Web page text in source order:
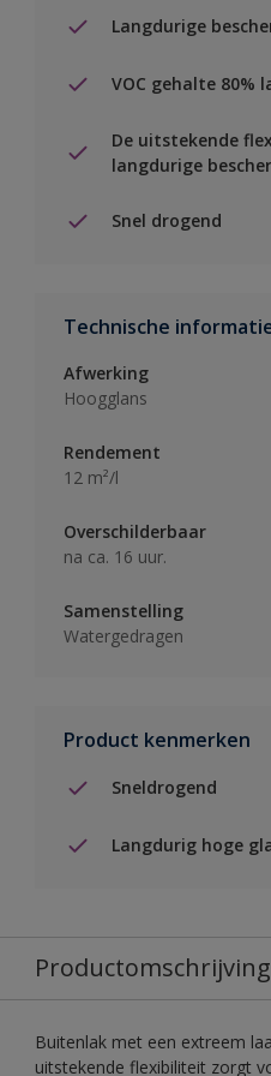
Langdurige
VOC gehalte 80%
De uitstekende
langdurige
Snel drogend
Technische
Afwerking
Hoogglans
Rendement
12 m²/l
Overschilderbaar
na ca. 16 uur.
Samenstelling
Watergedragen
Product kenmerken
Sneldrogend
Langdurig hoge
Productomschrijving
Buitenlak met een extreem
uitstekende flexibiliteit zorgt